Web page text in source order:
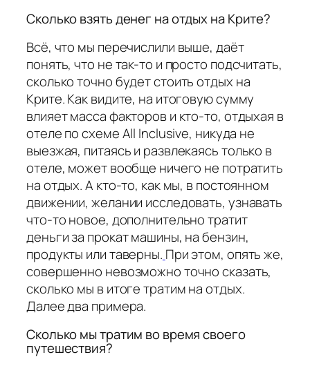
Сколько взять денег на отдых на Крите?
Всё, что мы перечислили выше, даёт
понять, что не так-то и просто подсчитать,
сколько точно будет стоить отдых на
Крите. Как видите, на итоговую сумму
влияет масса факторов и кто-то, отдыхая в
отеле по схеме All Inclusive, никуда не
выезжая, питаясь и развлекаясь только в
отеле, может вообще ничего не потратить
на отдых. А кто-то, как мы, в постоянном
движении, желании исследовать, узнавать
что-то новое, дополнительно тратит
деньги за прокат машины, на бензин,
продукты или таверны. При этом, опять же,
совершенно невозможно точно сказать,
сколько мы в итоге тратим на отдых.
Далее два примера.
Сколько мы тратим во время своего
путешествия?